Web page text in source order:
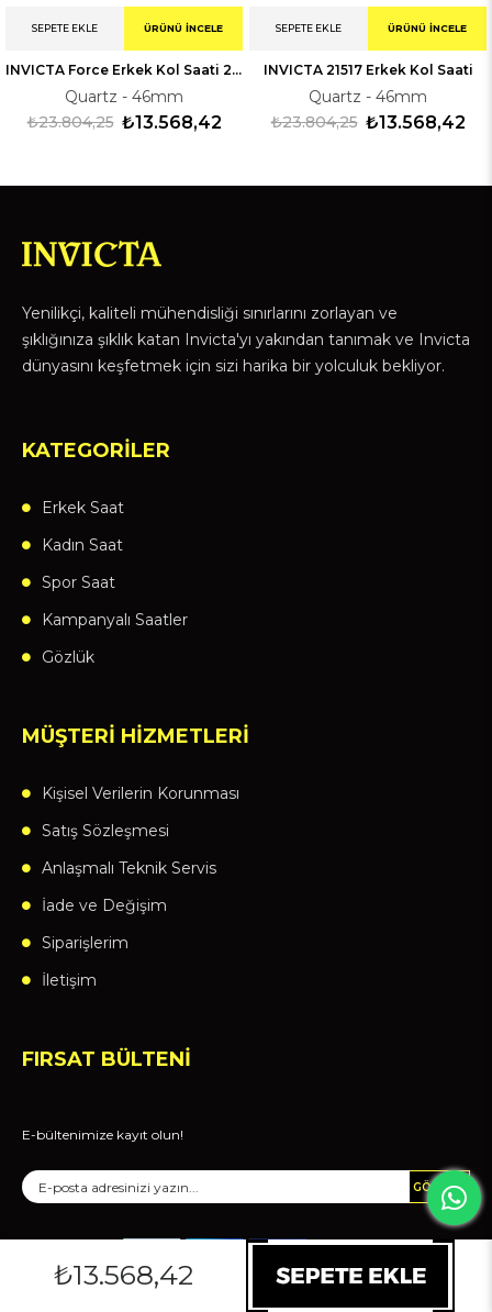
₺13.568,42
INVICTA Force Erkek Kol Saati 21513
Quartz - 46mm
₺13.568,42
₺23.804,25
SEPETE EKLE ÜRÜNÜ İNCELE
INVICTA 21517 Erkek Kol Saati
Quartz - 46mm
₺13.568,42
₺23.804,25
SEPETE EKLE ÜRÜNÜ İNCELE
Yenilikçi, kaliteli mühendisliği sınırlarını zorlayan ve
şıklığınıza şıklık katan Invicta'yı yakından tanımak ve Invicta
dünyasını keşfetmek için sizi harika bir yolculuk bekliyor.
KATEGORİLER
Erkek Saat
Kadın Saat
Spor Saat
Kampanyalı Saatler
Gözlük
MÜŞTERİ HİZMETLERİ
Kişisel Verilerin Korunması
Satış Sözleşmesi
Anlaşmalı Teknik Servis
İade ve Değişim
Siparişlerim
İletişim
FIRSAT BÜLTENİ
E-bültenimize kayıt olun!
GÖNDER